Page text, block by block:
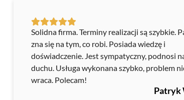
Solidna firma. Terminy realizacji są szybkie.
zna się na tym, co robi. Posiada wiedzę i
doświadczenie. Jest sympatyczny, podnosi
duchu. Usługa wykonana szybko, problem
wraca. Polecam!
Patryk